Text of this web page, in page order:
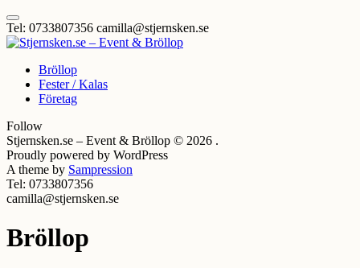
Skip
to
content
Click
to
toggle
menu.
Tel: 0733807356 camilla@stjernsken.se
Stjernsken.se – Event & Bröllop
Skapar minnesvärda Events & Bröllop
Bröllop
Fester / Kalas
Företag
Follow
Stjernsken.se – Event & Bröllop © 2026 .
Proudly powered by WordPress
A theme by Sampression
Tel: 0733807356
camilla@stjernsken.se
Bröllop